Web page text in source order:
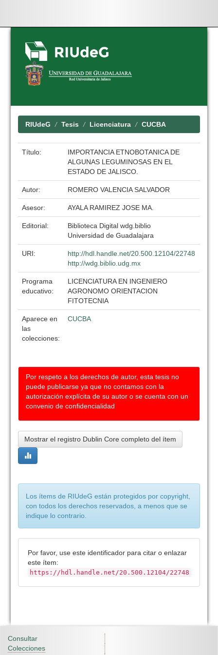
Skip
navigation
RIUdeG Tesis Licenciatura CUCBA
Título:
IMPORTANCIA ETNOBOTANICA DE
ALGUNAS LEGUMINOSAS EN EL
ESTADO DE JALISCO.
Autor: ROMERO VALENCIA SALVADOR
Asesor: AYALA RAMIREZ JOSE MA.
Editorial:
Biblioteca Digital wdg.biblio
Universidad de Guadalajara
URI:
http://hdl.handle.net/20.500.12104/22748
http://wdg.biblio.udg.mx
Programa
educativo:
LICENCIATURA EN INGENIERO
AGRONOMO ORIENTACION
FITOTECNIA
Aparece en
las
colecciones:
CUCBA
Por respeto a los derechos de autor, esta tesis no
puede publicarse ya que no contamos con la
autorización explícita de su autor o se cuenta con un
convenio de confidencialidad
Mostrar el registro Dublin Core completo del ítem
Los ítems de RIUdeG están protegidos por copyright,
con todos los derechos reservados, a menos que se
indique lo contrario.
Por favor, use este identificador para citar o enlazar
este ítem:
https://hdl.handle.net/20.500.12104/22748
Consultar
Colecciones